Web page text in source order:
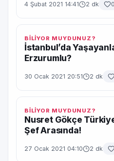
4 Şubat 2021 14:41 2 dk 0
BİLİYOR MUYDUNUZ?
İstanbul’da
Erzurumlu?
30 Ocak 2021 20:51 2 dk
BİLİYOR MUYDUNUZ?
Nusret Gökçe
Şef Arasında!
27 Ocak 2021 04:10 2 dk